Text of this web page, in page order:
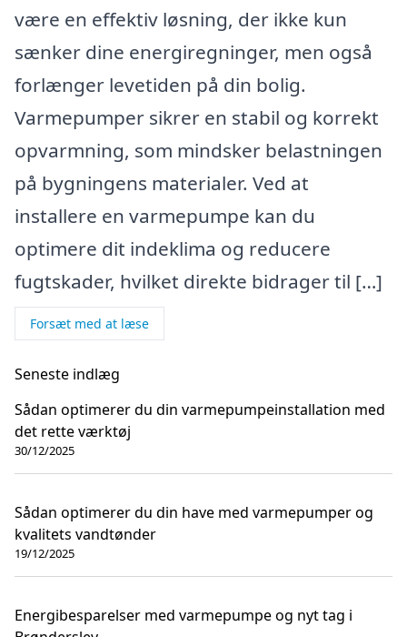
være en effektiv løsning, der ikke kun
sænker dine energiregninger, men også
forlænger levetiden på din bolig.
Varmepumper sikrer en stabil og korrekt
opvarmning, som mindsker belastningen
på bygningens materialer. Ved at
installere en varmepumpe kan du
optimere dit indeklima og reducere
fugtskader, hvilket direkte bidrager til […]
Forsæt med at læse
Seneste indlæg
Sådan optimerer du din varmepumpeinstallation med
det rette værktøj
30/12/2025
Sådan optimerer du din have med varmepumper og
kvalitets vandtønder
19/12/2025
Energibesparelser med varmepumpe og nyt tag i